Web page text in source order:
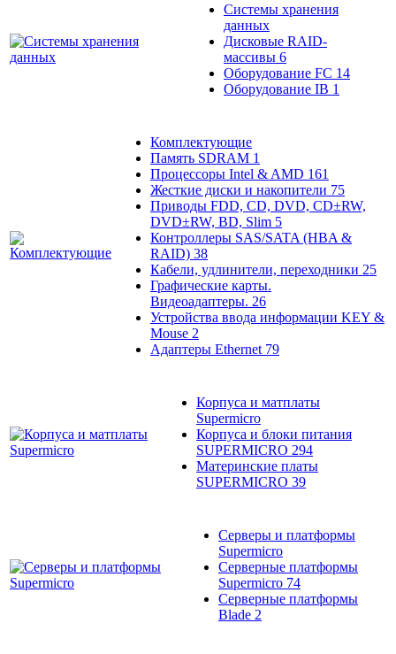
Системы хранения
данных
Дисковые RAID-
массивы 6
Оборудование FC 14
Оборудование IB 1
Комплектующие
Память SDRAM 1
Процессоры Intel & AMD 161
Жесткие диски и накопители 75
Приводы FDD, CD, DVD, CD±RW,
DVD±RW, BD, Slim 5
Контроллеры SAS/SATA (HBA &
RAID) 38
Кабели, удлинители, переходники 25
Графические карты.
Видеоадаптеры. 26
Устройства ввода информации KEY &
Mouse 2
Адаптеры Ethernet 79
Корпуса и матплаты
Supermicro
Корпуса и блоки питания
SUPERMICRO 294
Материнские платы
SUPERMICRO 39
Серверы и платформы
Supermicro
Серверные платформы
Supermicro 74
Серверные платформы
Blade 2